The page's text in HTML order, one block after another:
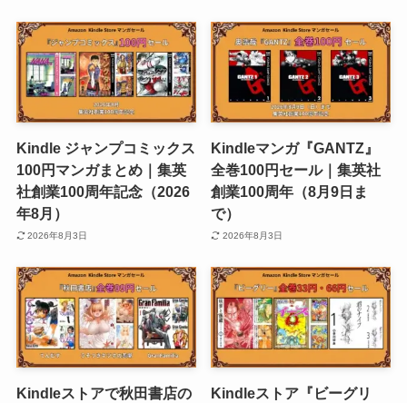
Kindle ジャンプコミックス
100円マンガまとめ｜集英
社創業100周年記念（2026
年8月）
2026年8月3日
Kindleマンガ『GANTZ』
全巻100円セール｜集英社
創業100周年（8月9日ま
で）
2026年8月3日
Kindleストアで秋田書店の
Kindleストア『ビーグリ